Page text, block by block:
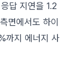
답 지연을 1.2
면에서도 하이
까지 에너지 사